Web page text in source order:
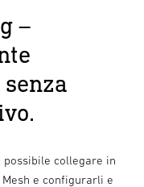
–
possibile collegare in
e configurarli e